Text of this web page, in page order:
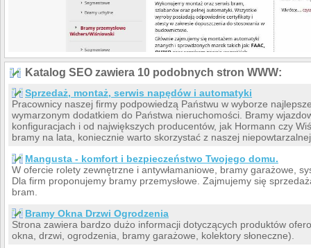
Katalog SEO zawiera 10 podobnych stron WWW:
Sprzedaż, montaż, serwis napędów i automatyki
Pracownicy naszej firmy podpowiedzą Państwu w wyborze
wymarzonym dodatkiem do Państwa nieruchomości. Bramy
konfiguracjach i od największych producentów, jak Hormann czy
bramy na lata, koniecznie warto skorzystać z naszej
Mangusta - komfort i bezpieczeństwo Twojego domu.
W ofercie rolety zewnętrzne i antywłamaniowe, bramy garażowe,
Dla firm proponujemy bramy przemysłowe. Zajmujemy się
bram.
Bramy Okna Drzwi Ogrodzenia
Strona zawiera bardzo dużo informacji dotyczących produktów
okna, drzwi, ogrodzenia, bramy garażowe, kolektory słoneczne).